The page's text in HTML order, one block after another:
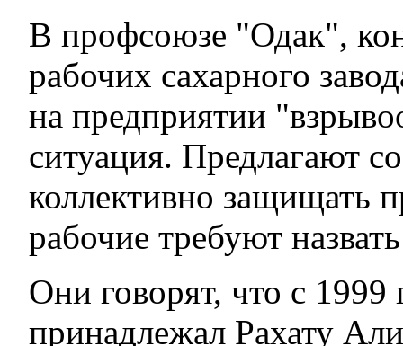
В профсоюзе "Одак",
рабочих сахарного
на предприятии
ситуация. Предлагают
коллективно защищать
рабочие требуют
Они говорят, что с 1999
принадлежал Рахату